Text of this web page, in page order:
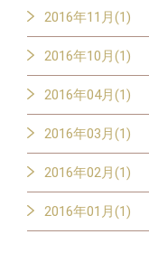
2016年11月(1)
2016年10月(1)
2016年04月(1)
2016年03月(1)
2016年02月(1)
2016年01月(1)